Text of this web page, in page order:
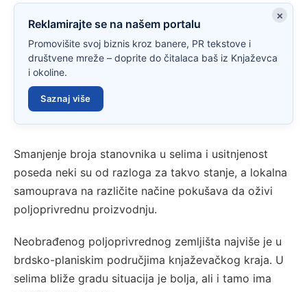
×
Reklamirajte se na našem portalu
Promovišite svoj biznis kroz banere, PR tekstove i
društvene mreže – doprite do čitalaca baš iz Knjaževca
i okoline.
Saznaj više
Smanjenje broja stanovnika u selima i usitnjenost
poseda neki su od razloga za takvo stanje, a lokalna
samouprava na različite načine pokušava da oživi
poljoprivrednu proizvodnju.
Neobrađenog poljoprivrednog zemljišta najviše je u
brdsko-planiskim područjima knjaževačkog kraja. U
selima bliže gradu situacija je bolja, ali i tamo ima